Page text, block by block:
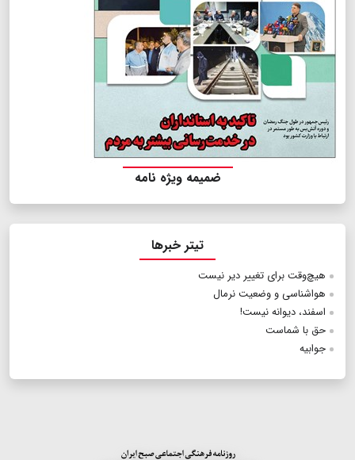
ضمیمه ویژه نامه
تیتر خبرها
هیچ‌وقت برای تغییر دیر نیست
هواشناسی و وضعیت نرمال
اسفند، دیوانه نیست!
حق با شماست
جوابیه